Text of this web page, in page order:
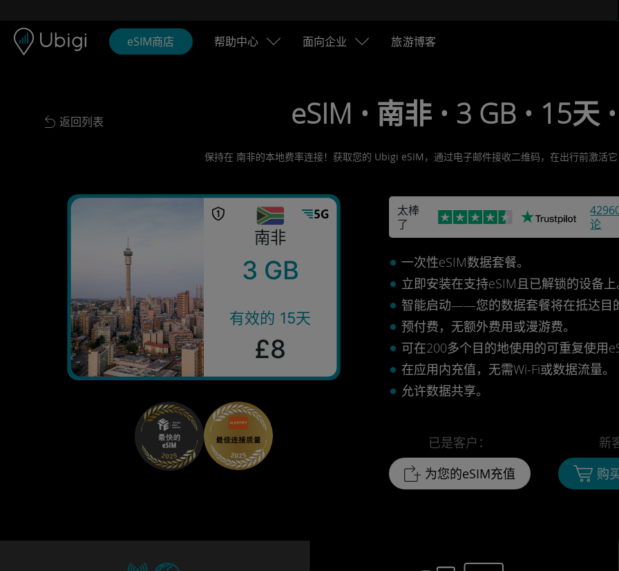
eSIM商店 帮助中心 面向企业 旅游博客
Back to list
返回列表 eSIM • 南非 • 3 GB • 15天
保持在 南非的本地费率连接！获取您的 Ubigi eSIM，通过电子邮件接收二维码，在出行前激活
南非
3 GB
有效的 15天
£8
太棒
了
论
一次性eSIM数据套餐。
立即安装在支持eSIM且已解锁的设备
智能启动——您的数据套餐将在抵达目
预付费，无额外费用或漫游费。
可在200多个目的地使用的可重复使用
在应用内充值，无需Wi-Fi或数据流量。
允许数据共享。
已是客户：
为您的eSIM充值
新
购